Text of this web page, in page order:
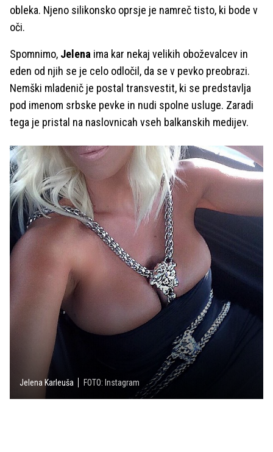
obleka. Njeno silikonsko oprsje je namreč tisto, ki bode v
oči.
Spomnimo, Jelena ima kar nekaj velikih oboževalcev in
eden od njih se je celo odločil, da se v pevko preobrazi.
Nemški mladenič je postal transvestit, ki se predstavlja
pod imenom srbske pevke in nudi spolne usluge. Zaradi
tega je pristal na naslovnicah vseh balkanskih medijev.
Jelena Karleuša FOTO: Instagram